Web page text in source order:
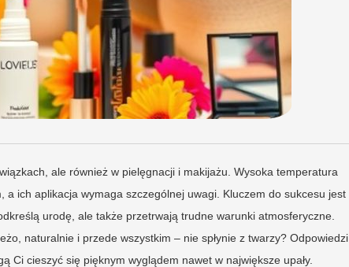
ale również w pielęgnacji i makijażu. Wysoka temperatura
ich aplikacja wymaga szczególnej uwagi. Kluczem do sukcesu jest
urodę, ale także przetrwają trudne warunki atmosferyczne.
naturalnie i przede wszystkim – nie spłynie z twarzy? Odpowiedzi
cieszyć się pięknym wyglądem nawet w największe upały.